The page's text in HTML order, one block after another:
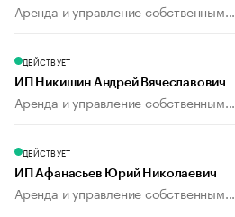
Аренда и управление собственным...
ДЕЙСТВУЕТ
ИП Никишин Андрей Вячеславович
Аренда и управление собственным...
ДЕЙСТВУЕТ
ИП Афанасьев Юрий Николаевич
Аренда и управление собственным...